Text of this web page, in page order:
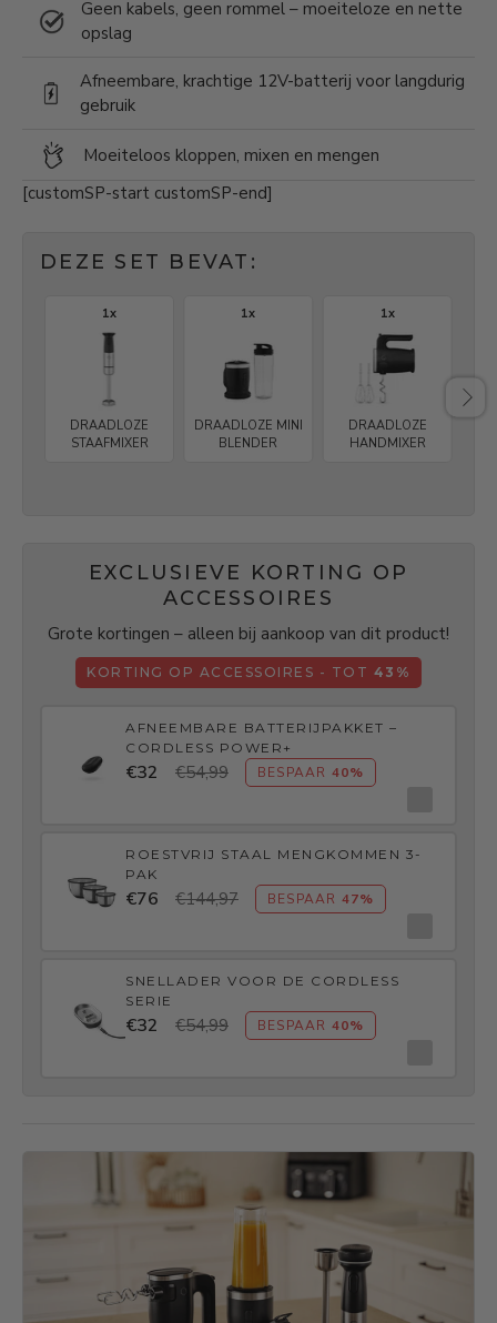
Geen kabels, geen rommel – moeiteloze en nette
opslag
Afneembare, krachtige 12V-batterij voor langdurig
gebruik
Moeiteloos kloppen, mixen en mengen
[customSP-start customSP-end]
DEZE SET BEVAT:
1x
DRAADLOZE
STAAFMIXER
1x
DRAADLOZE MINI
BLENDER
1x
DRAADLOZE
HANDMIXER
EXCLUSIEVE KORTING OP
ACCESSOIRES
Grote kortingen – alleen bij aankoop van dit product!
KORTING OP ACCESSOIRES - TOT 43%
AFNEEMBARE BATTERIJPAKKET –
CORDLESS POWER+
€32 €54,99 BESPAAR 40%
ROESTVRIJ STAAL MENGKOMMEN 3-
PAK
€76 €144,97 BESPAAR 47%
SNELLADER VOOR DE CORDLESS
SERIE
€32 €54,99 BESPAAR 40%